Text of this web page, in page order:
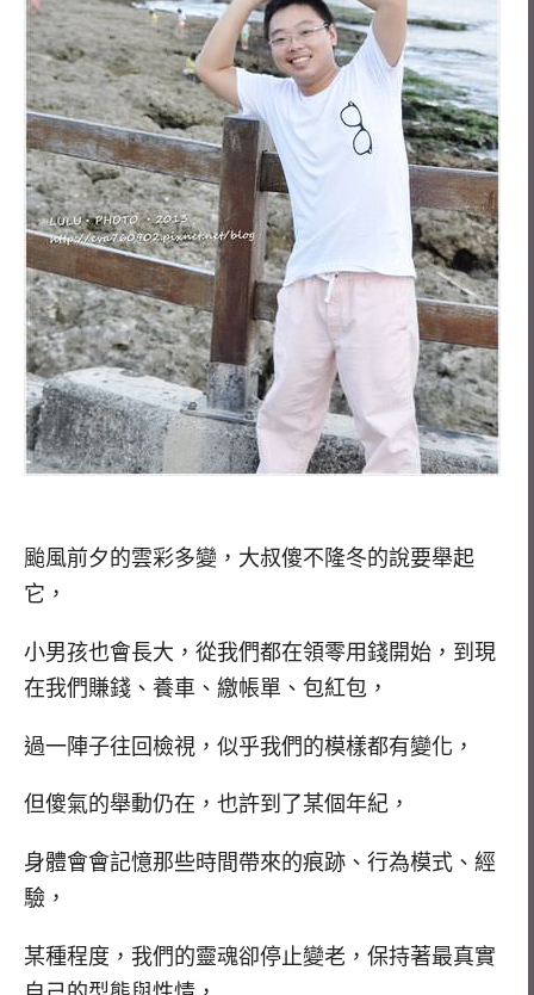
颱風前夕的雲彩多變，大叔傻不隆冬的說要舉起
它，
小男孩也會長大，從我們都在領零用錢開始，到現
在我們賺錢、養車、繳帳單、包紅包，
過一陣子往回檢視，似乎我們的模樣都有變化，
但傻氣的舉動仍在，也許到了某個年紀，
身體會會記憶那些時間帶來的痕跡、行為模式、經
驗，
某種程度，我們的靈魂卻停止變老，保持著最真實